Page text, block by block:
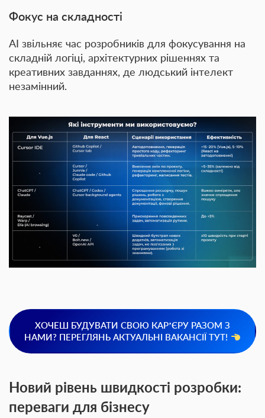
Фокус на складності
AI звільняє час розробників для фокусування на
складній логіці, архітектурних рішеннях та
креативних завданнях, де людський інтелект
незамінний.
ХОЧЕШ БУДУВАТИ СВОЮ КАРʼЄРУ РАЗОМ З
НАМИ? ПЕРЕГЛЯНЬ АКТУАЛЬНІ ВАКАНСІЇ ТУТ!
Новий рівень швидкості розробки:
переваги для бізнесу